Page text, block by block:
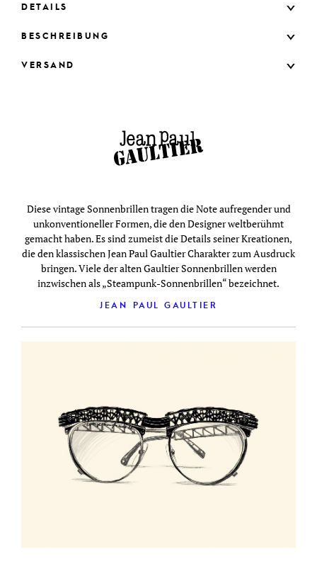
DETAILS
BESCHREIBUNG
VERSAND
Diese vintage Sonnenbrillen tragen die Note aufregender und
unkonventioneller Formen, die den Designer weltberühmt
gemacht haben. Es sind zumeist die Details seiner Kreationen,
die den klassischen Jean Paul Gaultier Charakter zum Ausdruck
bringen. Viele der alten Gaultier Sonnenbrillen werden
inzwischen als „Steampunk-Sonnenbrillen“ bezeichnet.
JEAN PAUL GAULTIER